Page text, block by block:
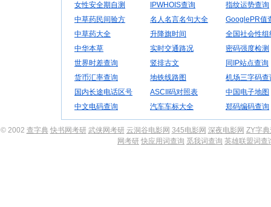
女性安全期自测
IPWHOIS查询
指纹运势查询
中草药民间验方
名人名言名句大全
GooglePR值
中草药大全
升降旗时间
全国社会性组
中华本草
实时交通路况
密码强度检测
世界时差查询
竖排古文
同IP站点查询
货币汇率查询
地铁线路图
机场三字码查
国内长途电话区号
ASCII码对照表
中国电子地图
中文电码查询
汽车车标大全 郑码编码查询
© 2002 查字典 快书网考研 武侠网考研 云洞谷电影网 345电影网 深夜电影网 ZY字
网考研 快应用词查询 觅我词查询 英雄联盟词查